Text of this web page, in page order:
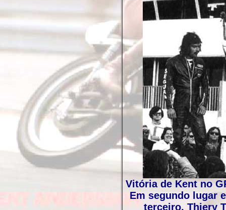
Vitória de Kent no
Em segundo lugar
terceiro, Thiery